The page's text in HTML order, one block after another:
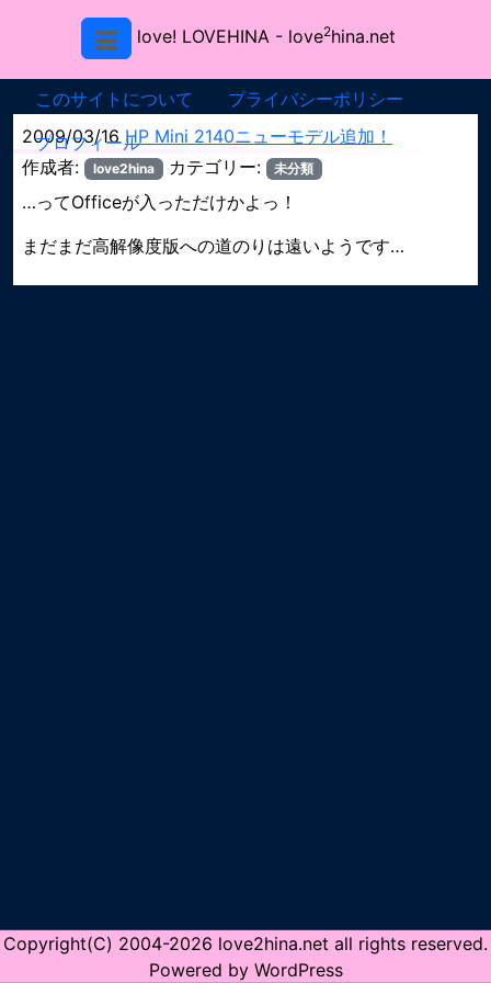
love! LOVEHINA - love2hina.net
このサイトについて
プライバシーポリシー
プロフィール
2009/03/16 HP Mini 2140ニューモデル追加！
作成者:
love2hina カテゴリー: 未分類
…ってOfficeが入っただけかよっ！
まだまだ高解像度版への道のりは遠いようです…
Copyright(C) 2004-2026 love2hina.net all rights reserved.
Powered by WordPress